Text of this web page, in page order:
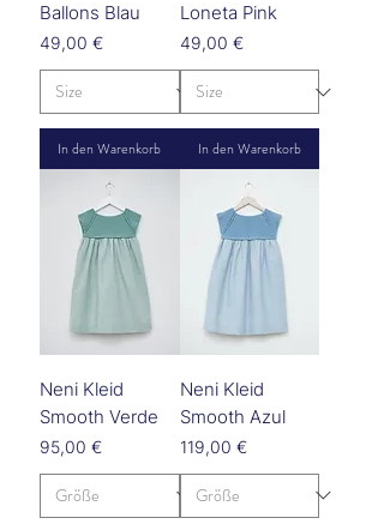
Ballons Blau
Preis
49,00 €
In den Warenkorb
Loneta Pink
Preis
49,00 €
In den Warenkorb
Neni Kleid
Smooth Verde
Preis
95,00 €
Neni Kleid
Smooth Azul
Preis
119,00 €